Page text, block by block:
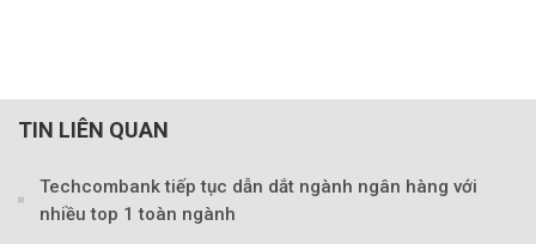
TIN LIÊN QUAN
Techcombank tiếp tục dẫn dắt ngành ngân hàng với
nhiều top 1 toàn ngành